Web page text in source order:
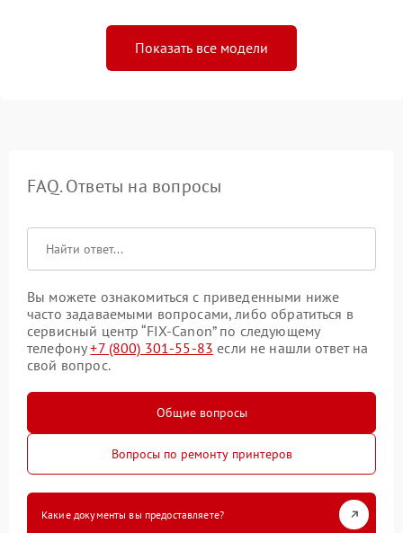
Показать все модели
FAQ. Ответы на вопросы
Вы можете ознакомиться с приведенными ниже
часто задаваемыми вопросами, либо обратиться в
сервисный центр “FIX-Canon” по следующему
телефону+7 (800) 301-55-83 если не нашли ответ на
свой вопрос.
Общие вопросы
Вопросы по ремонту принтеров
Какие документы вы предоставляете?